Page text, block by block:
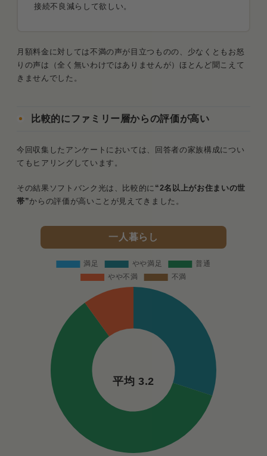
接続不良減らして欲しい。
月額料金に対しては不満の声が目立つものの、少なくともお怒
りの声は（全く無いわけではありませんが）ほとんど聞こえて
きませんでした。
比較的にファミリー層からの評価が高い
今回収集したアンケートにおいては、回答者の家族構成につい
てもヒアリングしています。
その結果ソフトバンク光は、比較的に “2名以上がお住まいの世
帯”からの評価が高いことが見えてきました。
一人暮らし
平均 3.2